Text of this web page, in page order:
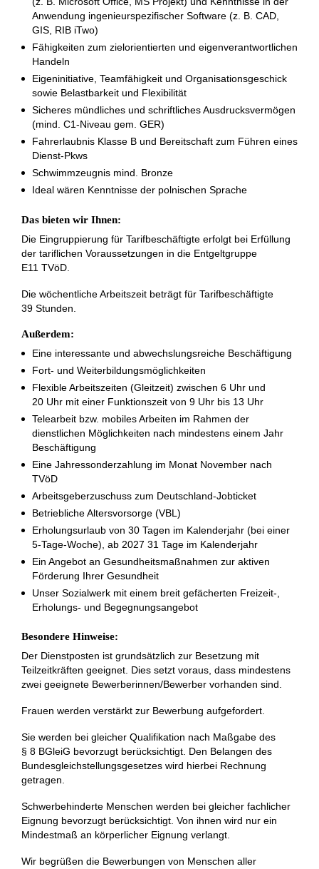
Anwendung ingenieurspezifischer Software (z. B. CAD,
GIS, RIB iTwo)
Fähigkeiten zum zielorientierten und eigenverantwortlichen
Handeln
Eigeninitiative, Teamfähigkeit und Organisationsgeschick
sowie Belastbarkeit und Flexibilität
Sicheres mündliches und schriftliches Ausdrucksvermögen
(mind. C1-Niveau gem. GER)
Fahrerlaubnis Klasse B und Bereitschaft zum Führen eines
Dienst-Pkws
Schwimmzeugnis mind. Bronze
Ideal wären Kenntnisse der polnischen Sprache
Das bieten wir Ihnen:
Die Eingruppierung für Tarifbeschäftigte erfolgt bei Erfüllung
der tariflichen Voraussetzungen in die Entgeltgruppe
E11 TVöD.
Die wöchentliche Arbeitszeit beträgt für Tarifbeschäftigte
39 Stunden.
Außerdem:
Eine interessante und abwechslungsreiche Beschäftigung
Fort- und Weiterbildungsmöglichkeiten
Flexible Arbeitszeiten (Gleitzeit) zwischen 6 Uhr und
20 Uhr mit einer Funktionszeit von 9 Uhr bis 13 Uhr
Telearbeit bzw. mobiles Arbeiten im Rahmen der
dienstlichen Möglichkeiten nach mindestens einem Jahr
Beschäftigung
Eine Jahressonderzahlung im Monat November nach
TVöD
Arbeitsgeberzuschuss zum Deutschland-Jobticket
Betriebliche Altersvorsorge (VBL)
Erholungsurlaub von 30 Tagen im Kalenderjahr (bei einer
5-Tage-Woche), ab 2027 31 Tage im Kalenderjahr
Ein Angebot an Gesundheitsmaßnahmen zur aktiven
Förderung Ihrer Gesundheit
Unser Sozialwerk mit einem breit gefächerten Freizeit-,
Erholungs- und Begegnungsangebot
Besondere Hinweise:
Der Dienstposten ist grundsätzlich zur Besetzung mit
Teilzeitkräften geeignet. Dies setzt voraus, dass mindestens
zwei geeignete Bewerberinnen/​Bewerber vorhanden sind.
Frauen werden verstärkt zur Bewerbung aufgefordert.
Sie werden bei gleicher Qualifikation nach Maßgabe des
§ 8 BGleiG bevorzugt berücksichtigt. Den Belangen des
Bundesgleichstellungsgesetzes wird hierbei Rechnung
getragen.
Schwerbehinderte Menschen werden bei gleicher fachlicher
Eignung bevorzugt berücksichtigt. Von ihnen wird nur ein
Mindestmaß an körperlicher Eignung verlangt.
Wir begrüßen die Bewerbungen von Menschen aller